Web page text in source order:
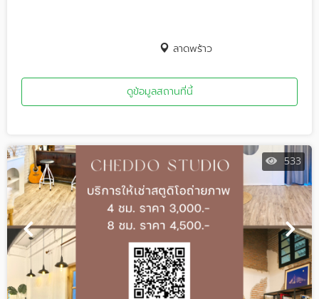
ลาดพร้าว
ดูข้อมูลสถานที่นี้
533